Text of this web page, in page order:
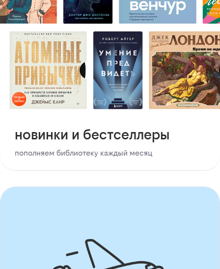
новинки и бестселлеры
пополняем библиотеку каждый месяц